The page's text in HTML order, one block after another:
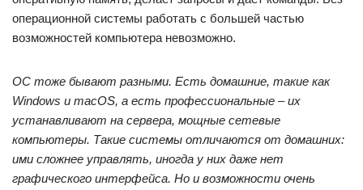
операционной системы работать с большей частью
возможностей компьютера невозможно.
ОС тоже бывают разными. Есть домашние, такие как
Windows и macOS, а есть профессиональные – их
устанавливают на сервера, мощные сетевые
компьютеры. Такие системы отличаются от домашних:
ими сложнее управлять, иногда у них даже нет
графического интерфейса. Но и возможности очень